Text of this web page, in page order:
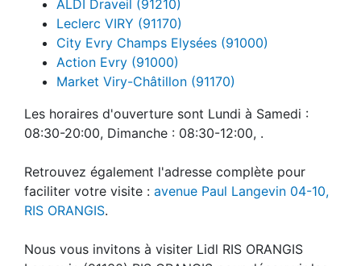
ALDI Draveil (91210)
Leclerc VIRY (91170)
City Evry Champs Elysées (91000)
Action Evry (91000)
Market Viry-Châtillon (91170)
Les horaires d'ouverture sont Lundi à Samedi :
08:30-20:00, Dimanche : 08:30-12:00, .
Retrouvez également l'adresse complète pour
faciliter votre visite : avenue Paul Langevin 04-10,
RIS ORANGIS.
Nous vous invitons à visiter Lidl RIS ORANGIS